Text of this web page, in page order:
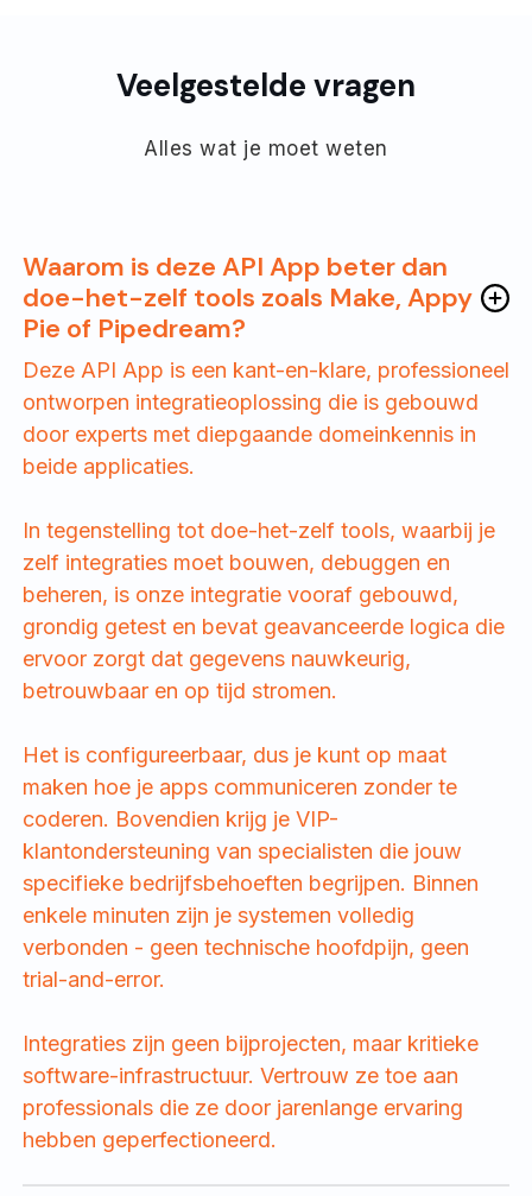
Veelgestelde vragen
Alles wat je moet weten
Waarom is deze API App beter dan
doe-het-zelf tools zoals Make, Appy
Pie of Pipedream?
Deze API App is een kant-en-klare, professioneel
ontworpen integratieoplossing die is gebouwd
door experts met diepgaande domeinkennis in
beide applicaties.
In tegenstelling tot doe-het-zelf tools, waarbij je
zelf integraties moet bouwen, debuggen en
beheren, is onze integratie vooraf gebouwd,
grondig getest en bevat geavanceerde logica die
ervoor zorgt dat gegevens nauwkeurig,
betrouwbaar en op tijd stromen.
Het is configureerbaar, dus je kunt op maat
maken hoe je apps communiceren zonder te
coderen. Bovendien krijg je VIP-
klantondersteuning van specialisten die jouw
specifieke bedrijfsbehoeften begrijpen. Binnen
enkele minuten zijn je systemen volledig
verbonden - geen technische hoofdpijn, geen
trial-and-error.
Integraties zijn geen bijprojecten, maar kritieke
software-infrastructuur. Vertrouw ze toe aan
professionals die ze door jarenlange ervaring
hebben geperfectioneerd.